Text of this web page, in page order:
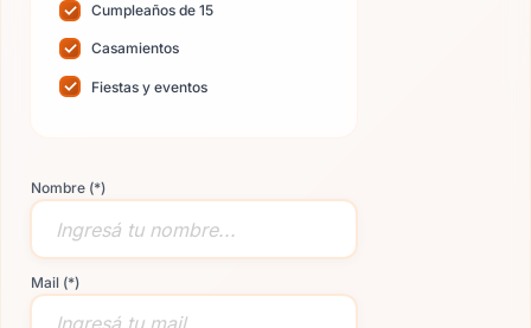
Cumpleaños de 15
Casamientos
Fiestas y eventos
Nombre (*)
Mail (*)